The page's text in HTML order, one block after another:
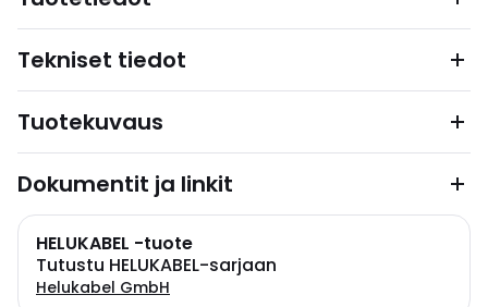
Tekniset tiedot
Tuotekuvaus
Dokumentit ja linkit
HELUKABEL -tuote
Tutustu HELUKABEL-sarjaan
Helukabel GmbH